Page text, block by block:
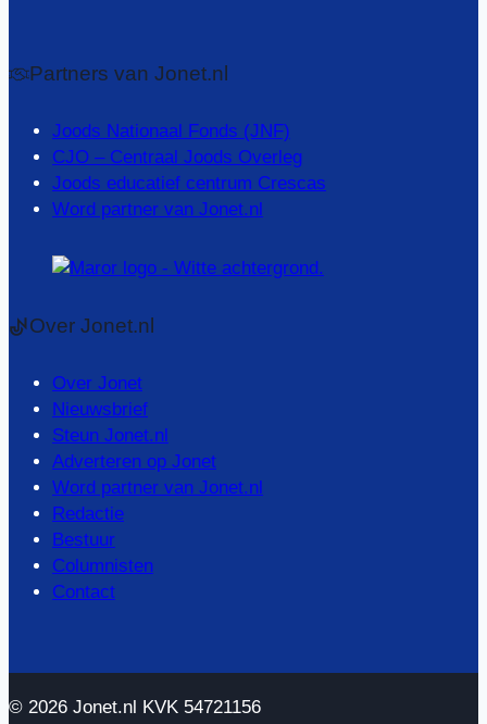
Partners van Jonet.nl
Joods Nationaal Fonds (JNF)
CJO – Centraal Joods Overleg
Joods educatief centrum Crescas
Word partner van Jonet.nl
Over Jonet.nl
Over Jonet
Nieuwsbrief
Steun Jonet.nl
Adverteren op Jonet
Word partner van Jonet.nl
Redactie
Bestuur
Columnisten
Contact
© 2026 Jonet.nl KVK 54721156